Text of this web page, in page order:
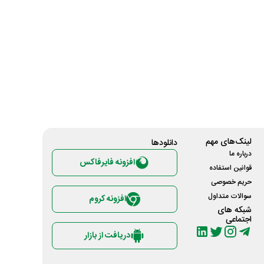
لینک‌های مهم
درباره ما
قوانین استفاده
حریم خصوصی
سوالات متداول
شبکه های
اجتماعی
دانلود‌ها
افزونه فایرفاکس
افزونه کروم
دریافت از بازار